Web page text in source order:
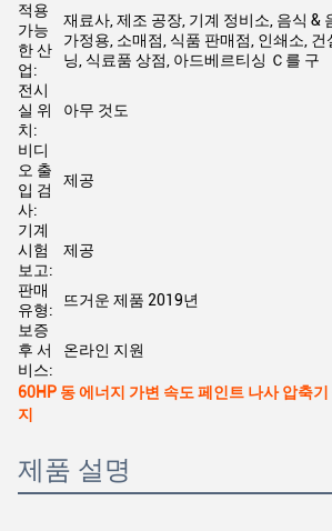
적용
가능
한 산
업:
재료사, 제조 공장, 기계 정비소, 음식 &
가정용, 소매점, 식품 판매점, 인쇄소, 건
닝, 식료품 상점, 아드베르티싱 Ｃ를 구
전시
실 위
치:
아무 것도
비디
오 출
입 검
사:
제공
기계
시험
보고:
제공
판매
유형:
뜨거운 제품 2019년
보증
후 서
비스:
온라인 지원
60HP 동 에너지 가변 속도 페인트 나사 압축기
지
제품 설명